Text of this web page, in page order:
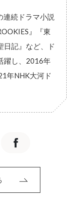
続ドラマ小説
』『東
日記』など、ド
躍し、2016年
年NHK大河ド